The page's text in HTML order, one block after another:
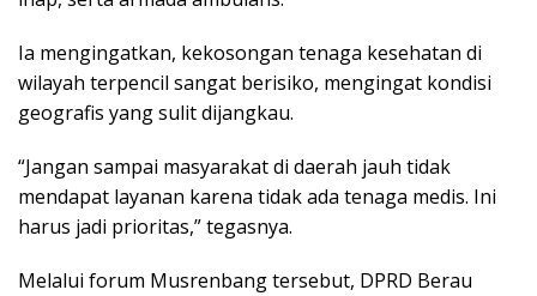
Ia mengingatkan, kekosongan tenaga kesehatan di
wilayah terpencil sangat berisiko, mengingat kondisi
geografis yang sulit dijangkau.
“Jangan sampai masyarakat di daerah jauh tidak
mendapat layanan karena tidak ada tenaga medis. Ini
harus jadi prioritas,” tegasnya.
Melalui forum Musrenbang tersebut, DPRD Berau